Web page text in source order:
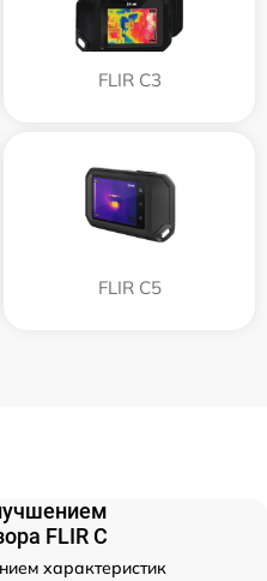
FLIR С3
FLIR С5
FLIR C
характеристик